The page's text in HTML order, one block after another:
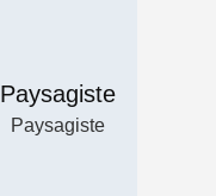
Paysagiste
Paysagiste